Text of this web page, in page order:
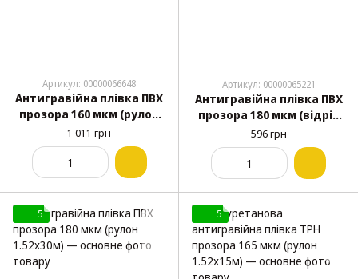
Артикул: 00000066648
Антигравійна плівка ПВХ
прозора 160 мкм (рулон
0.3х20м)
1 011 грн
Артикул: 00000065221
Антигравійна плівка ПВХ
прозора 180 мкм (відріз
1.52х1м)
596 грн
5 5